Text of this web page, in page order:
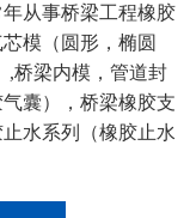
从事桥梁工程橡胶
模（圆形，椭圆
,桥梁内模，管道封
囊），桥梁橡胶支
水系列（橡胶止水